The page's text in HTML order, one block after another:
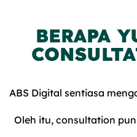
BERAPA
ABS Digital sentiasa
Oleh itu, consultation